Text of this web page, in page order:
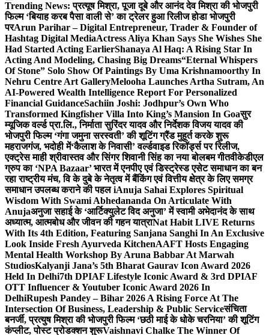
Trending News: प्रत्यूष मिश्रा, पूजा दूबे और आनंद देव मिश्रा की भोजपुरी
फिल्म ‘बियाह करब पैसा वाली से’ का ट्रेलर हुआ रिलीज होडा भोजपुरी
परArun Parihar – Digital Entrepreneur, Trader & Founder of
Hashtag Digital MediaActress Aliya Khan Says She Wishes She
Had Started Acting EarlierShanaya Al Haq: A Rising Star In
Acting And Modeling, Chasing Big Dreams“Eternal Whispers
Of Stone” Solo Show Of Paintings By Uma Krishnamoorthy In
Nehru Centre Art GalleryMelooha Launches Artha Sutram, An
AI-Powered Wealth Intelligence Report For Personalized
Financial GuidanceSachiin Joshi: Jodhpur’s Own Who
Transformed Kingfisher Villa Into King’s Mansion In Goaसुर
म्यूजिक वर्ल्ड प्रा.लि., निर्माता सुरिंदर यादव और निर्देशक विजय यादव की
भोजपुरी फिल्म ‘गंगा जमुना सरस्वती’ की शूटिंग ग्रैंड मुहूर्त करके शुरू
महराजगंज, भदोही में‘कैलाश के निवासी’ वर्ल्डवाइड रिकॉर्ड्स पर रिलीज,
एक्ट्रेस माही श्रीवास्तव और सिंगर शिवानी सिंह का नया बोलबम गीतवीकेडीएल
ग्रुप का ‘NPA Bazaar’ भारत में एनपीए एवं डिस्ट्रेस्ड एसेट समाधान का बन
रहा राष्ट्रीय मंच, वि के दुबे के नेतृत्व में बैंकिंग एवं वित्तीय क्षेत्र के लिए समग्र
समाधान उपलब्ध कराने की पहल iAnuja Sahai Explores Spiritual
Wisdom With Swami Abhedananda On Articulate With
Anujaअनुजा सहाई के ‘आर्टिक्युलेट विद अनुजा’ में स्वामी अभेदानंद के साथ
अध्यात्म, आत्मबोध और जीवन की गहन यात्राNat Habit LIVE Returns
With Its 4th Edition, Featuring Sanjana Sanghi In An Exclusive
Look Inside Fresh Ayurveda KitchenAAFT Hosts Engaging
Mental Health Workshop By Aruna Babbar At Marwah
StudiosKalyanji Jana’s 5th Bharat Gaurav Icon Award 2026
Held In Delhi7th DPIAF Lifestyle Iconic Award & 3rd DPIAF
OTT Influencer & Youtuber Iconic Award 2026 In
DelhiRupesh Pandey – Bihar 2026 A Rising Force At The
Intersection Of Business, Leadership & Public Serviceसंचिता
बनर्जी, प्रत्युष मिश्रा की भोजपुरी फिल्म ‘छठी माई के धोके चरनिया’ की शूटिंग
कंप्लीट, पोस्ट प्रोडक्शन शुरूVaishnavi Chalke The Winner Of